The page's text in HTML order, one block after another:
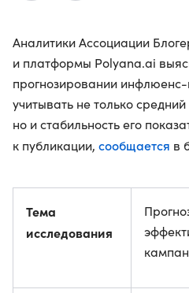
Аналитики Ассоциации
и платформы Polyana.ai
прогнозировании
учитывать не только
но и стабильность его
к публикации, сообщается в
Тема
исследования